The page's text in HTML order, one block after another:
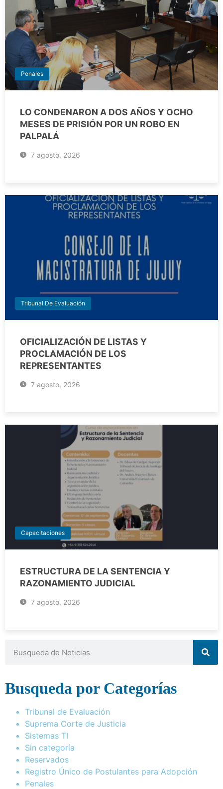
Penales
LO CONDENARON A DOS AÑOS Y OCHO
MESES DE PRISIÓN POR UN ROBO EN
PALPALÁ
7 agosto, 2026
Tribunal De Evaluación
OFICIALIZACIÓN DE LISTAS Y
PROCLAMACIÓN DE LOS
REPRESENTANTES
7 agosto, 2026
Capacitaciones
ESTRUCTURA DE LA SENTENCIA Y
RAZONAMIENTO JUDICIAL
7 agosto, 2026
Busqueda por Categorías
Tribunal de Evaluación
Suprema Corte de Justicia
Sistemas TI
Sin categoría
Reservados
Registro Único de Postulantes para Adopción
Penales